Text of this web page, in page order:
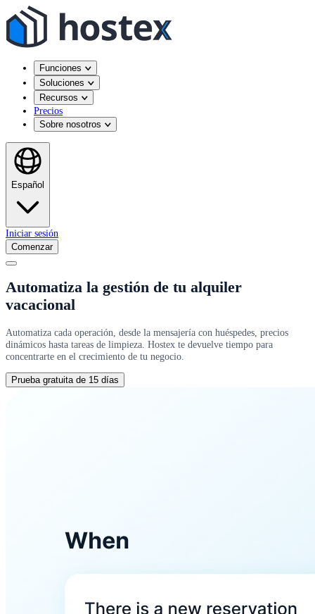
Funciones
Soluciones
Recursos
Precios
Sobre nosotros
Español
Iniciar sesión
Comenzar
Automatiza la gestión de tu alquiler
vacacional
Automatiza cada operación, desde la mensajería con huéspedes, precios
dinámicos hasta tareas de limpieza. Hostex te devuelve tiempo para
concentrarte en el crecimiento de tu negocio.
Prueba gratuita de 15 días